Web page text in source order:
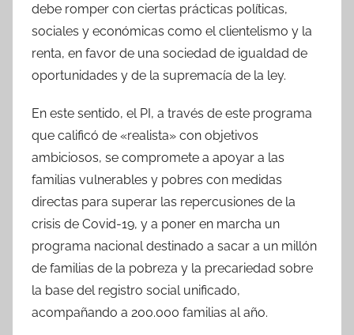
debe romper con ciertas prácticas políticas,
sociales y económicas como el clientelismo y la
renta, en favor de una sociedad de igualdad de
oportunidades y de la supremacía de la ley.
En este sentido, el PI, a través de este programa
que calificó de «realista» con objetivos
ambiciosos, se compromete a apoyar a las
familias vulnerables y pobres con medidas
directas para superar las repercusiones de la
crisis de Covid-19, y a poner en marcha un
programa nacional destinado a sacar a un millón
de familias de la pobreza y la precariedad sobre
la base del registro social unificado,
acompañando a 200.000 familias al año.